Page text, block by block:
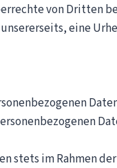
von Dritten
eine
stets im Rahmen